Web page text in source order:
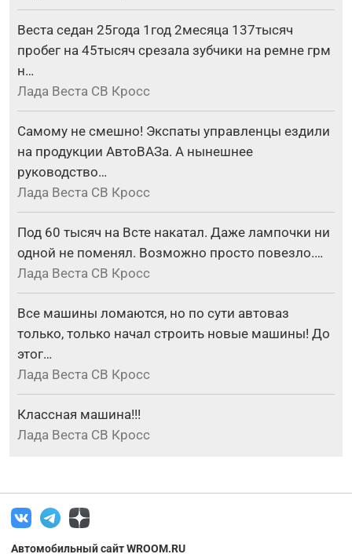
Веста седан 25года 1год 2месяца 137тысяч
пробег на 45тысяч срезала зубчики на ремне грм
н…
Лада Веста СВ Кросс
Самому не смешно! Экспаты управленцы ездили
на продукции АвтоВАЗа. А нынешнее
руководство…
Лада Веста СВ Кросс
Под 60 тысяч на Всте накатал. Даже лампочки ни
одной не поменял. Возможно просто повезло.…
Лада Веста СВ Кросс
Все машины ломаются, но по сути автоваз
только, только начал строить новые машины! До
этог…
Лада Веста СВ Кросс
Классная машина!!!
Лада Веста СВ Кросс
Автомобильный сайт WROOM.RU